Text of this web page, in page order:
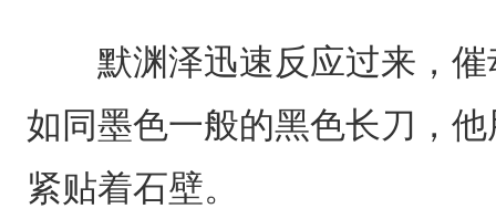
默渊泽迅速反应过来，催
如同墨色一般的黑色长刀，
紧贴着石壁。